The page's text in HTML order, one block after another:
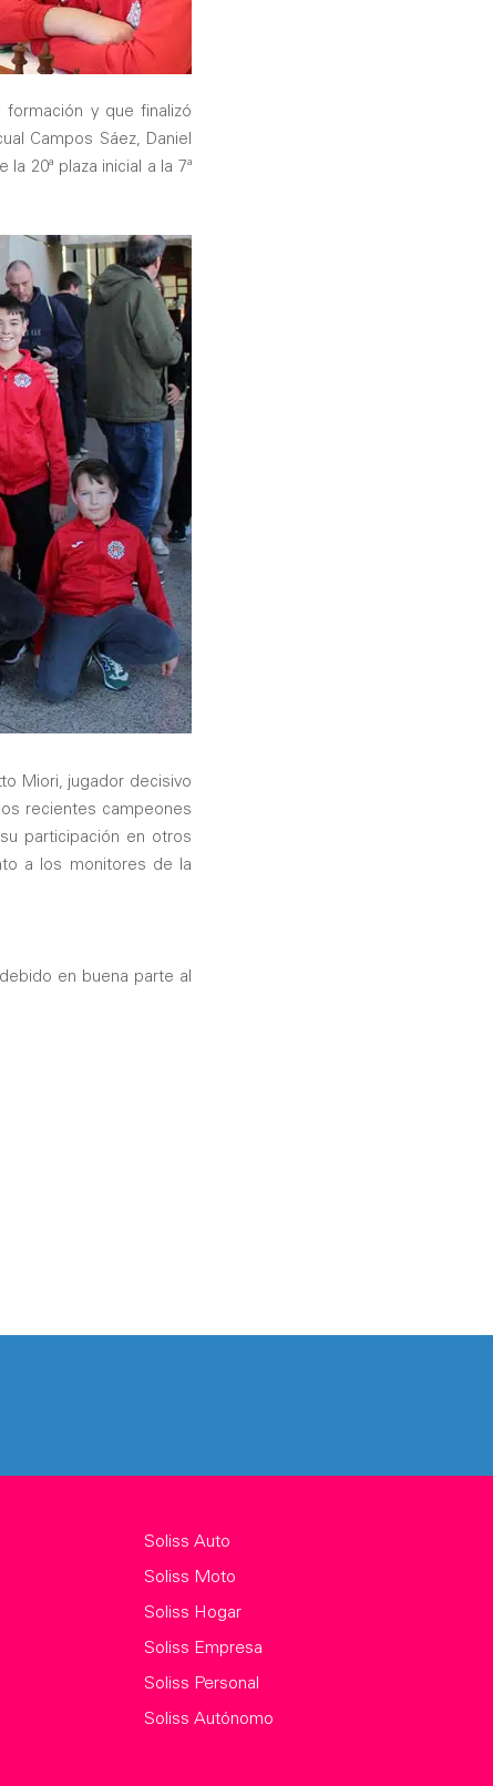
y que finalizó
Campos Sáez, Daniel
20ª plaza inicial a la 7ª
Miori, jugador decisivo
recientes campeones
participación en otros
a los monitores de la
en buena parte al
Soliss Auto
Soliss Moto
Soliss Hogar
Soliss Empresa
Soliss Personal
Soliss Autónomo